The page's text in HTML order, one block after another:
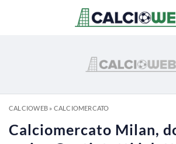
CALCIOWEB» CALCIOMERCATO
Calciomercato Milan,